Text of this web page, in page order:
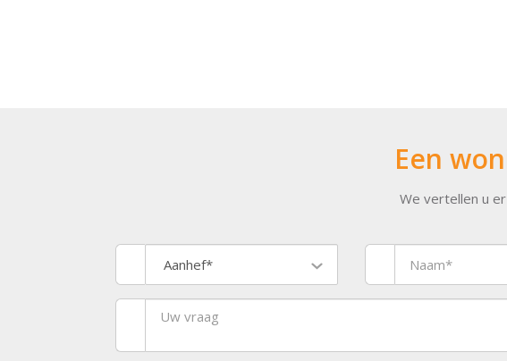
Een
We vertellen u
Aanhef*